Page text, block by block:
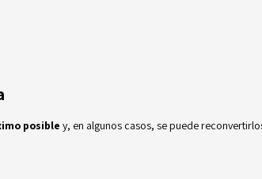
posible y, en algunos casos, se puede